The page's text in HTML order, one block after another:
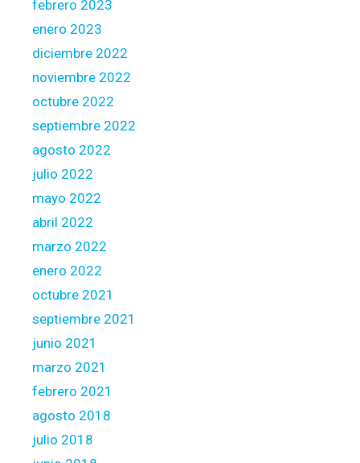
n
w
t
a
b
e
b
e
l
w
febrero 2023
enero 2023
diciembre 2022
noviembre 2022
octubre 2022
septiembre 2022
agosto 2022
julio 2022
mayo 2022
abril 2022
marzo 2022
enero 2022
octubre 2021
septiembre 2021
junio 2021
marzo 2021
febrero 2021
agosto 2018
julio 2018